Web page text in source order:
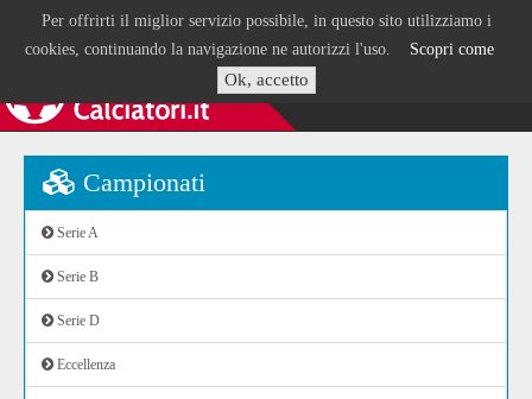
Per offrirti il miglior servizio possibile, in questo sito utilizziamo i
cookies, continuando la navigazione ne autorizzi l'uso. Scopri come
Ok, accetto
Campionati
Serie A
Serie B
Serie D
Eccellenza